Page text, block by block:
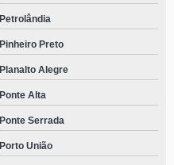
Petrolândia
Pinheiro Preto
Planalto Alegre
Ponte Alta
Ponte Serrada
Porto União